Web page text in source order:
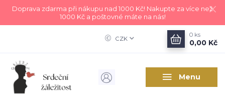
Doprava zdarma při nákupu nad 1000 Kč! Nakupte za více než
1000 Kč a poštovné máte na nás!
Menu
CZK
0 ks
0,00 Kč